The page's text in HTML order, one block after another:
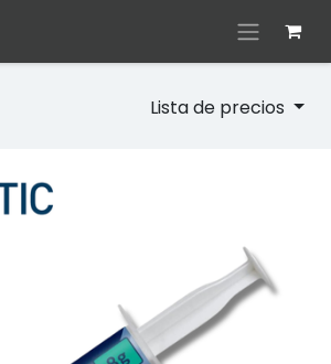
Lista de precios